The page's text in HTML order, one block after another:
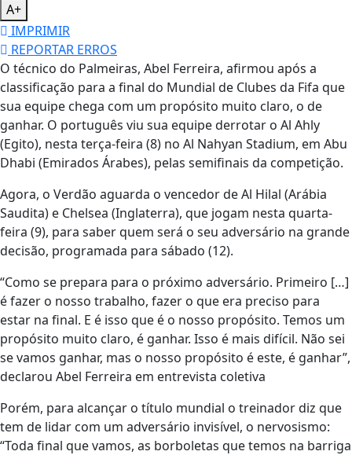
A+
IMPRIMIR
REPORTAR ERROS
O técnico do Palmeiras, Abel Ferreira, afirmou após a
classificação para a final do Mundial de Clubes da Fifa que
sua equipe chega com um propósito muito claro, o de
ganhar. O português viu sua equipe derrotar o Al Ahly
(Egito), nesta terça-feira (8) no Al Nahyan Stadium, em Abu
Dhabi (Emirados Árabes), pelas semifinais da competição.
Agora, o Verdão aguarda o vencedor de Al Hilal (Arábia
Saudita) e Chelsea (Inglaterra), que jogam nesta quarta-
feira (9), para saber quem será o seu adversário na grande
decisão, programada para sábado (12).
“Como se prepara para o próximo adversário. Primeiro […]
é fazer o nosso trabalho, fazer o que era preciso para
estar na final. E é isso que é o nosso propósito. Temos um
propósito muito claro, é ganhar. Isso é mais difícil. Não sei
se vamos ganhar, mas o nosso propósito é este, é ganhar”,
declarou Abel Ferreira em entrevista coletiva
Porém, para alcançar o título mundial o treinador diz que
tem de lidar com um adversário invisível, o nervosismo:
“Toda final que vamos, as borboletas que temos na barriga